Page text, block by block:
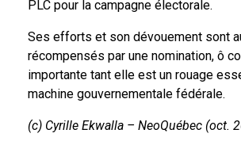
PLC pour la campagne électorale.
Ses efforts et son dévouement sont
récompensés par une nomination, ô
importante tant elle est un rouage
machine gouvernementale fédérale.
(c) Cyrille Ekwalla – NeoQuébec (oct.